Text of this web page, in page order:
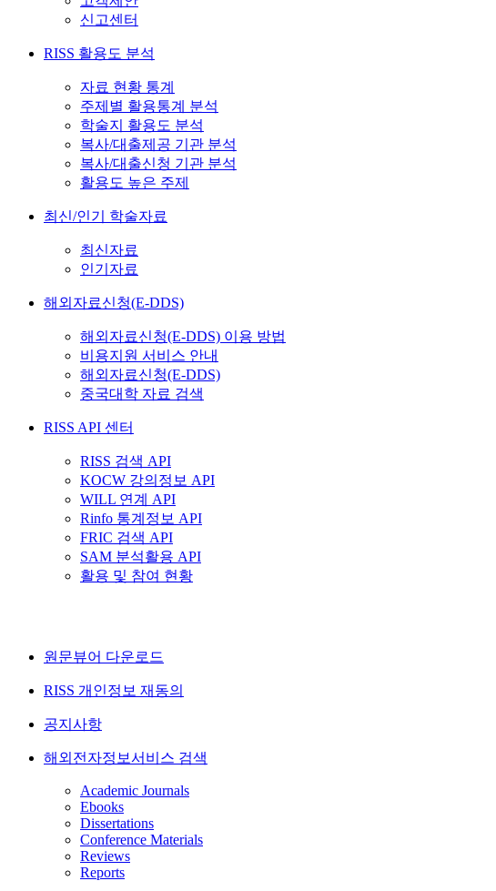
신고센터
RISS 활용도 분석
자료 현황 통계
주제별 활용통계 분석
학술지 활용도 분석
복사/대출제공 기관 분석
복사/대출신청 기관 분석
활용도 높은 주제
최신/인기 학술자료
최신자료
인기자료
해외자료신청(E-DDS)
해외자료신청(E-DDS) 이용 방법
비용지원 서비스 안내
해외자료신청(E-DDS)
중국대학 자료 검색
RISS API 센터
RISS 검색 API
KOCW 강의정보 API
WILL 연계 API
Rinfo 통계정보 API
FRIC 검색 API
SAM 분석활용 API
활용 및 참여 현황
원문뷰어 다운로드
RISS 개인정보 재동의
공지사항
해외전자정보서비스 검색
Academic Journals
Ebooks
Dissertations
Conference Materials
Reviews
Reports